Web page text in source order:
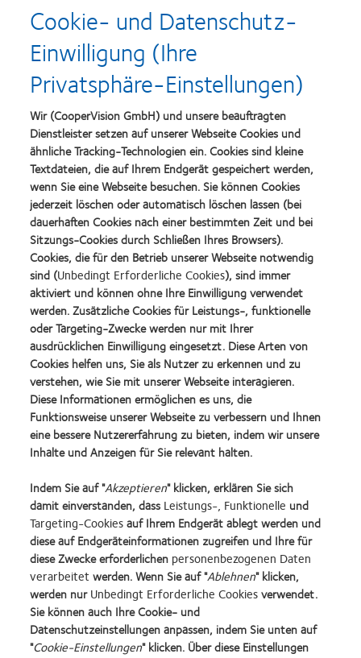
Dieser Simulator kann als
Kommunikationsunterstützung dazu
beitragen, den Eltern der Kinder zu zeigen,
wie sich eine unkorrigierte
Sehbeeinträchtigung durch ein Fortschreiten
der Myopie bei den Kindern entwicklen kann.
Simulator starten
Erfahren Sie mehr über die Myopie im Kindesalter
Holden BA, et al. Global Prevalence of Myopia and High
Myopia and Temporal Trends from 2000 through 2050,
Ophthalmology, May 2016 Volume 123, Issue 5, Pages
1036–1042
Learn
more
about
Top-
Arbeitgeber
Learn
more
about
Silmo
d’Or-
Preis
für
das
beste
Produkt
Learn
more
about
VDCO
Young
Förderer
Learn
more
about
Spectaris
Mitglied
Learn
more
about
2019
BCLA
Industry
Award
Learn
more
about
German
Innovation
Award'22
Produktprogramm
Kontakt
Impressum
Webseiten für
Cookie- und Datenschutz-
Einwilligung (Ihre
Privatsphäre-Einstellungen)
Wir (CooperVision GmbH) und unsere beauftragten
Dienstleister setzen auf unserer Webseite Cookies und
ähnliche Tracking-Technologien ein. Cookies sind kleine
Textdateien, die auf Ihrem Endgerät gespeichert werden,
wenn Sie eine Webseite besuchen. Sie können Cookies
jederzeit löschen oder automatisch löschen lassen (bei
dauerhaften Cookies nach einer bestimmten Zeit und bei
Sitzungs-Cookies durch Schließen Ihres Browsers).
Cookies, die für den Betrieb unserer Webseite notwendig
sind (Unbedingt Erforderliche Cookies), sind immer
aktiviert und können ohne Ihre Einwilligung verwendet
werden. Zusätzliche Cookies für Leistungs-, funktionelle
oder Targeting-Zwecke werden nur mit Ihrer
ausdrücklichen Einwilligung eingesetzt. Diese Arten von
Cookies helfen uns, Sie als Nutzer zu erkennen und zu
verstehen, wie Sie mit unserer Webseite interagieren.
Diese Informationen ermöglichen es uns, die
Funktionsweise unserer Webseite zu verbessern und Ihnen
eine bessere Nutzererfahrung zu bieten, indem wir unsere
Inhalte und Anzeigen für Sie relevant halten.
Indem Sie auf "Akzeptieren" klicken, erklären Sie sich
damit einverstanden, dass Leistungs-, Funktionelle und
Targeting-Cookiesauf Ihrem Endgerät ablegt werden und
diese auf Endgeräteinformationen zugreifen und Ihre für
diese Zwecke erforderlichen personenbezogenen Daten
verarbeitet werden. Wenn Sie auf "Ablehnen" klicken,
werden nurUnbedingt Erforderliche Cookiesverwendet.
Sie können auch Ihre Cookie- und
Datenschutzeinstellungen anpassen, indem Sie unten auf
"Cookie-Einstellungen" klicken. Über diese Einstellungen